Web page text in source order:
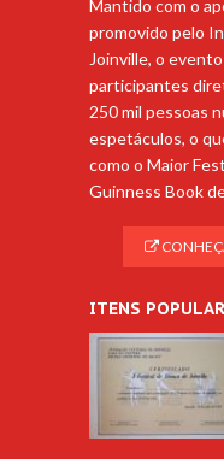
Mantido com o
promovido pelo
Joinville, o
participantes
250 mil pessoas
espetáculos, o
como o Maior
Guinness Book
ITENS